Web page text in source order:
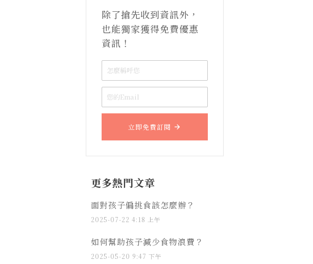
除了搶先收到資訊外，
也能獨家獲得免費優惠
資訊！
立即免費訂閱
更多熱門文章
面對孩子偏挑食該怎麼辦？
2025-07-22 4:18 上午
如何幫助孩子減少食物浪費？
2025-05-20 9:47 下午